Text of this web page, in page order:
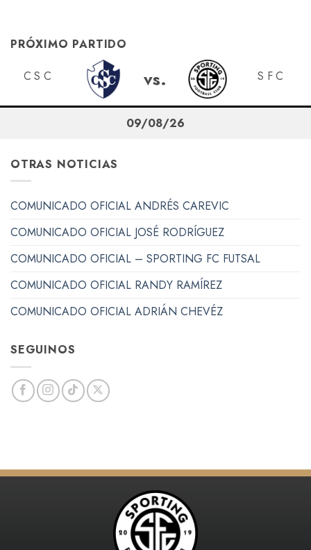
PRÓXIMO PARTIDO
CSC vs. SFC
09/08/26
OTRAS NOTICIAS
COMUNICADO OFICIAL ANDRÉS CAREVIC
COMUNICADO OFICIAL JOSÉ RODRÍGUEZ
COMUNICADO OFICIAL – SPORTING FC FUTSAL
COMUNICADO OFICIAL RANDY RAMÍREZ
COMUNICADO OFICIAL ADRIÁN CHEVÉZ
SEGUINOS